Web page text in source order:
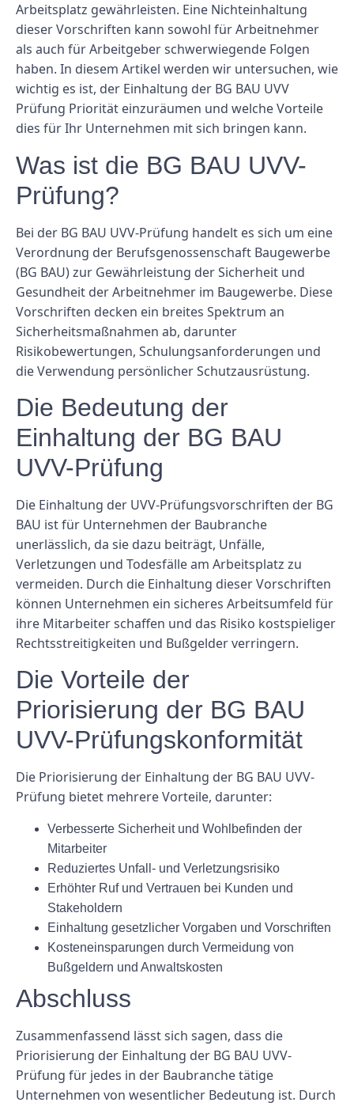
Arbeitsplatz gewährleisten. Eine Nichteinhaltung
dieser Vorschriften kann sowohl für Arbeitnehmer
als auch für Arbeitgeber schwerwiegende Folgen
haben. In diesem Artikel werden wir untersuchen, wie
wichtig es ist, der Einhaltung der BG BAU UVV
Prüfung Priorität einzuräumen und welche Vorteile
dies für Ihr Unternehmen mit sich bringen kann.
Was ist die BG BAU UVV-
Prüfung?
Bei der BG BAU UVV-Prüfung handelt es sich um eine
Verordnung der Berufsgenossenschaft Baugewerbe
(BG BAU) zur Gewährleistung der Sicherheit und
Gesundheit der Arbeitnehmer im Baugewerbe. Diese
Vorschriften decken ein breites Spektrum an
Sicherheitsmaßnahmen ab, darunter
Risikobewertungen, Schulungsanforderungen und
die Verwendung persönlicher Schutzausrüstung.
Die Bedeutung der
Einhaltung der BG BAU
UVV-Prüfung
Die Einhaltung der UVV-Prüfungsvorschriften der BG
BAU ist für Unternehmen der Baubranche
unerlässlich, da sie dazu beiträgt, Unfälle,
Verletzungen und Todesfälle am Arbeitsplatz zu
vermeiden. Durch die Einhaltung dieser Vorschriften
können Unternehmen ein sicheres Arbeitsumfeld für
ihre Mitarbeiter schaffen und das Risiko kostspieliger
Rechtsstreitigkeiten und Bußgelder verringern.
Die Vorteile der
Priorisierung der BG BAU
UVV-Prüfungskonformität
Die Priorisierung der Einhaltung der BG BAU UVV-
Prüfung bietet mehrere Vorteile, darunter:
Verbesserte Sicherheit und Wohlbefinden der
Mitarbeiter
Reduziertes Unfall- und Verletzungsrisiko
Erhöhter Ruf und Vertrauen bei Kunden und
Stakeholdern
Einhaltung gesetzlicher Vorgaben und Vorschriften
Kosteneinsparungen durch Vermeidung von
Bußgeldern und Anwaltskosten
Abschluss
Zusammenfassend lässt sich sagen, dass die
Priorisierung der Einhaltung der BG BAU UVV-
Prüfung für jedes in der Baubranche tätige
Unternehmen von wesentlicher Bedeutung ist. Durch